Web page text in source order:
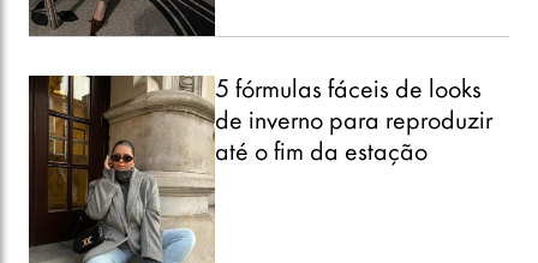
5 fórmulas fáceis de looks
de inverno para reproduzir
até o fim da estação